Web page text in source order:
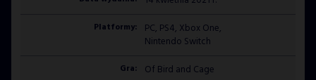
PC, PS4, Xbox One,
Nintendo Switch
Of Bird and Cage